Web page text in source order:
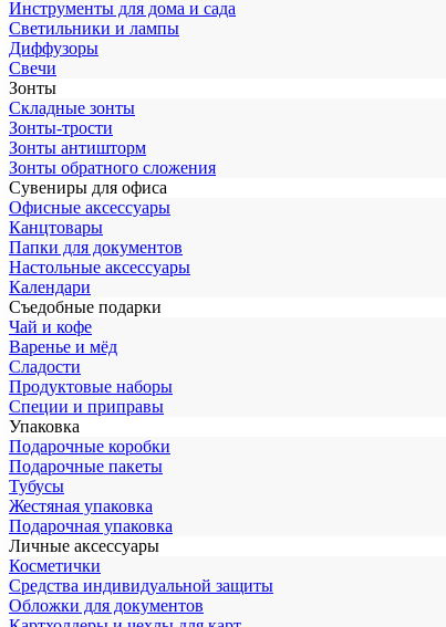
Инструменты для дома и сада
Светильники и лампы
Диффузоры
Свечи
Зонты
Складные зонты
Зонты-трости
Зонты антишторм
Зонты обратного сложения
Сувениры для офиса
Офисные аксессуары
Канцтовары
Папки для документов
Настольные аксессуары
Календари
Съедобные подарки
Чай и кофе
Варенье и мёд
Сладости
Продуктовые наборы
Специи и приправы
Упаковка
Подарочные коробки
Подарочные пакеты
Тубусы
Жестяная упаковка
Подарочная упаковка
Личные аксессуары
Косметички
Средства индивидуальной защиты
Обложки для документов